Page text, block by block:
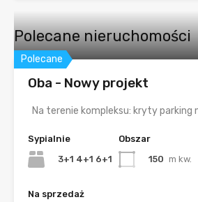
Polecane nieruchomości
Polecane
Oba - Nowy projekt
Na terenie kompleksu: kryty parking
Sypialnie
3+1 4+1 6+1
Obszar
150 m kw.
Na sprzedaż